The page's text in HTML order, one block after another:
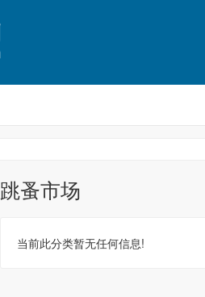
跳蚤市场
当前此分类暂无任何信息!